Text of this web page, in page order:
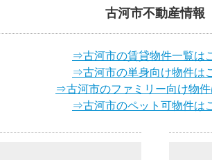
古河市不動産情報
⇒古河市の賃貸物件一覧は
⇒古河市の単身向け物件は
⇒古河市のファミリー向け物件
⇒古河市のペット可物件は